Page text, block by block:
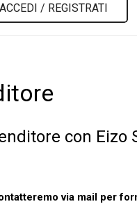
ACCEDI / REGISTRATI
con Eizo
via mail per